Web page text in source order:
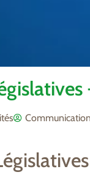
Communication